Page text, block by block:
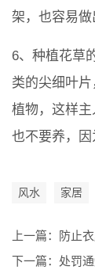
架，也容易做
6、种植花草
类的尖细叶
植物，这样
也不要养，因
风水 家居
上一篇：
防止
下一篇： 处罚